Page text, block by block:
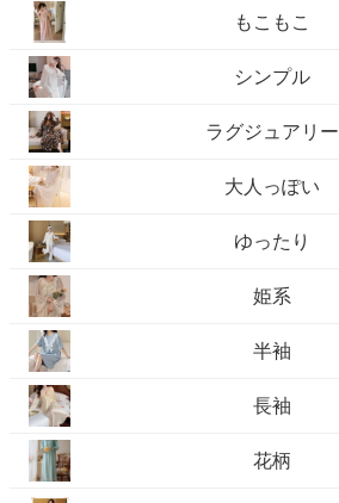
もこもこ
シンプル
ラグジュアリー
大人っぽい
ゆったり
姫系
半袖
長袖
花柄